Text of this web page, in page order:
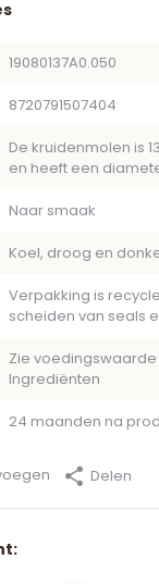
19080137A0.050
8720791507404
De kruidenmolen is
en heeft een
Naar smaak
Koel, droog en
Verpakking is
scheiden van seals
Zie voedingswaarde
Ingrediënten
24 maanden na
Delen